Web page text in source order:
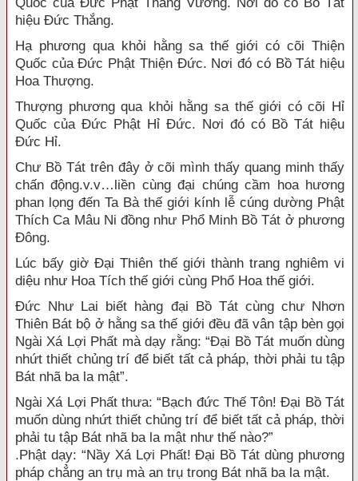
hiệu Đức Thắng.
Hạ phương qua khỏi hằng sa thế giới có cõi Thiện
Quốc của Đức Phật Thiện Đức. Nơi đó có Bồ Tát hiệu
Hoa Thượng.
Thượng phương qua khỏi hằng sa thế giới có cõi Hỉ
Quốc của Đức Phật Hỉ Đức. Nơi đó có Bồ Tát hiệu
Đức Hỉ.
Chư Bồ Tát trên đây ở cõi mình thấy quang minh thấy
chấn động.v.v…liền cùng đại chúng cầm hoa hương
phan lọng đến Ta Bà thế giới kính lễ cúng dường Phật
Thích Ca Mâu Ni đồng như Phổ Minh Bồ Tát ở phương
Đông.
Lúc bấy giờ Đại Thiên thế giới thành trang nghiêm vi
diệu như Hoa Tích thế giới cùng Phổ Hoa thế giới.
Đức Như Lai biết hàng đại Bồ Tát cùng chư Nhơn
Thiên Bát bộ ở hằng sa thế giới đều đã vân tập bèn gọi
Ngài Xá Lợi Phất mà dạy rằng: “Đại Bồ Tát muốn dùng
nhứt thiết chủng trí để biết tất cả pháp, thời phải tu tập
Bát nhã ba la mật”.
Ngài Xá Lợi Phất thưa: “Bạch đức Thế Tôn! Đại Bồ Tát
muốn dùng nhứt thiết chủng trí để biết tất cả pháp, thời
phải tu tập Bát nhã ba la mật như thế nào?”
.Phật dạy: “Nầy Xá Lợi Phất! Đại Bồ Tát dùng phương
pháp chẳng an trụ mà an trụ trong Bát nhã ba la mật.